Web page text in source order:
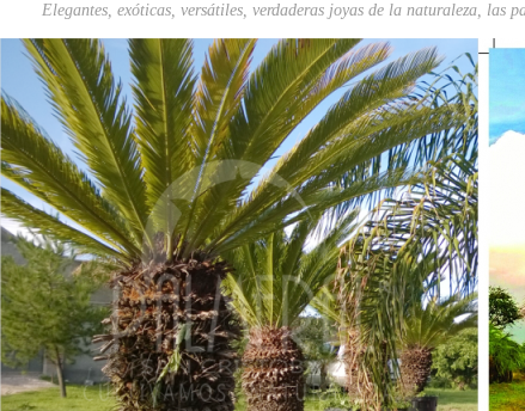
Elegantes, exóticas, versátiles, verdaderas joyas de la naturaleza, las